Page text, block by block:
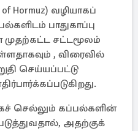
வழியாகப்
பாதுகாப்பு
சட்டமூலம்
, விரைவில்
செய்யப்பட்டு
செல்லும் கப்பல்களின்
அதற்குக்